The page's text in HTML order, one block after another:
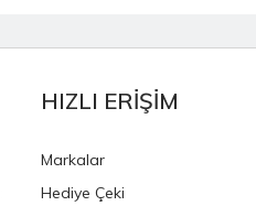
HIZLI ERİŞİM
Markalar
Hediye Çeki